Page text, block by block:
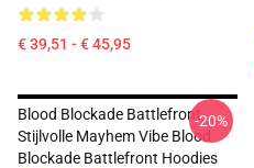
€ 39,51 - € 45,95
Blood Blockade Battlefront
Stijlvolle Mayhem Vibe Blood
Blockade Battlefront Hoodies
-20%